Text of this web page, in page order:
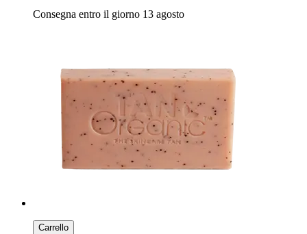
Consegna entro il giorno 13 agosto
Carrello